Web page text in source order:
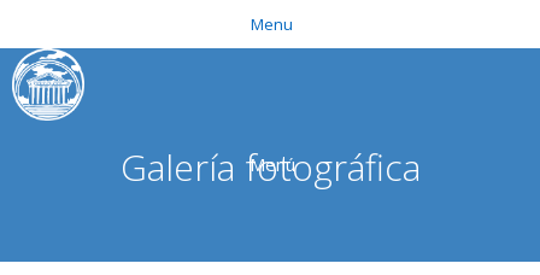
al
contenido
Menu
Menú
Galería fotográfica